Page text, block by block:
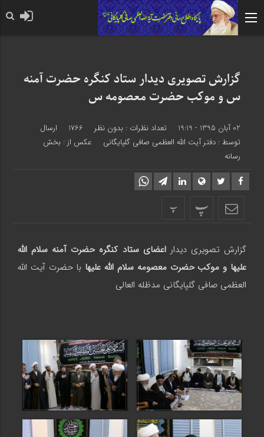
گزارش تصویری دیدار ستاد کنگره حضرت آمنه
س و موکب حضرت معصومه س
02 آبان 1395 - 19:19 تعداد نظرات : بدون نظر
ارسال
توسط : دفتر آیت الله العظمی صافی گلپایگانی
عکس از : بخش
رسانه
پ پ
گزارش تصویری دیداراعضای ستاد کنگره حضرت آمنه سلام الله
علیها و موکب حضرت معصومه سلام الله علیها با حضرت آیت الله
العظمی صافی گلپایگانی مدظله العالی